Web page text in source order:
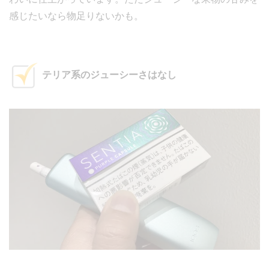
感じたいなら物足りないかも。
テリア系のジューシーさはなし